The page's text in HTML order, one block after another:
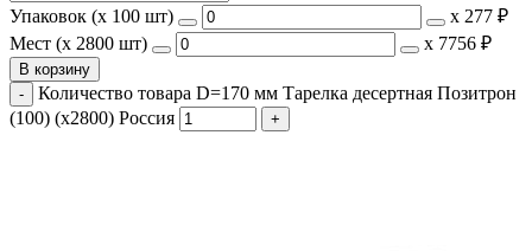
Упаковок (x 100 шт)
х 277 ₽
Мест (x 2800 шт)
х 7756 ₽
В корзину
Количество товара D=170 мм Тарелка десертная Позитрон
(100) (х2800) Россия